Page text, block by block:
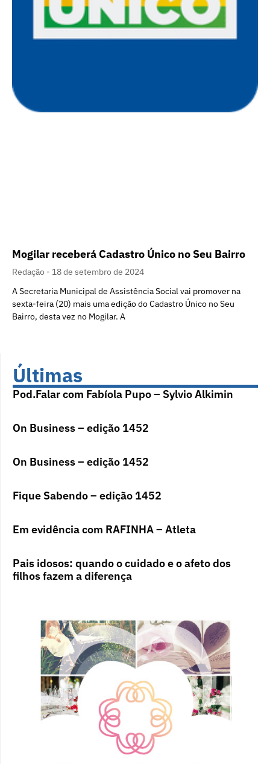
Mogilar receberá Cadastro Único no Seu Bairro
Redação
18 de setembro de 2024
A Secretaria Municipal de Assistência Social vai promover na
sexta-feira (20) mais uma edição do Cadastro Único no Seu
Bairro, desta vez no Mogilar. A
Últimas
Pod.Falar com Fabíola Pupo – Sylvio Alkimin
On Business – edição 1452
On Business – edição 1452
Fique Sabendo – edição 1452
Em evidência com RAFINHA – Atleta
Pais idosos: quando o cuidado e o afeto dos
filhos fazem a diferença